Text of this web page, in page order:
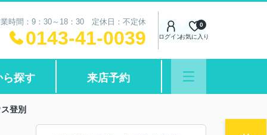
時間：9：30～18：30 定休日：不定休
0143-41-0039 ログインお気に入り
0
ら探す 来店予約
登別